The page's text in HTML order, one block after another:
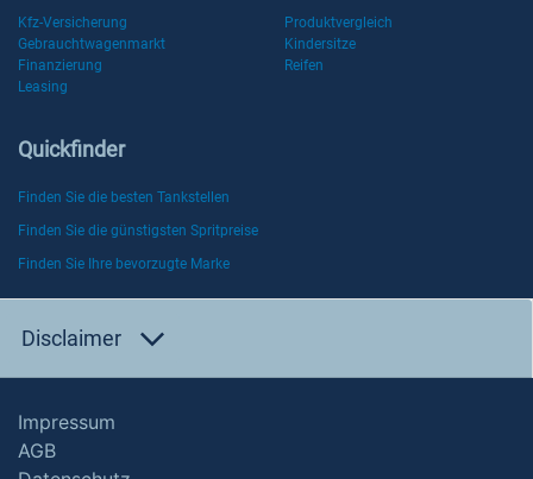
Kfz-Versicherung
Produktvergleich
Gebrauchtwagenmarkt
Kindersitze
Finanzierung
Reifen
Leasing
Quickfinder
Finden Sie die besten Tankstellen
Finden Sie die günstigsten Spritpreise
Finden Sie Ihre bevorzugte Marke
Disclaimer
Impressum
AGB